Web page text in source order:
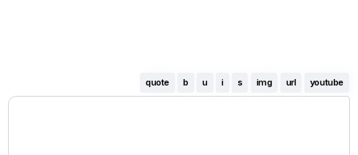
quote b u i s img url youtube